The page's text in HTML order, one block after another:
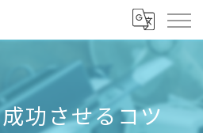
功させるコツ